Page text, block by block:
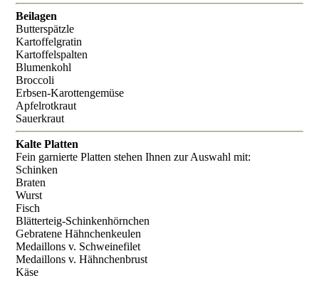
Beilagen
Butterspätzle
Kartoffelgratin
Kartoffelspalten
Blumenkohl
Broccoli
Erbsen-Karottengemüse
Apfelrotkraut
Sauerkraut
Kalte Platten
Fein garnierte Platten stehen Ihnen zur Auswahl mit:
Schinken
Braten
Wurst
Fisch
Blätterteig-Schinkenhörnchen
Gebratene Hähnchenkeulen
Medaillons v. Schweinefilet
Medaillons v. Hähnchenbrust
Käse